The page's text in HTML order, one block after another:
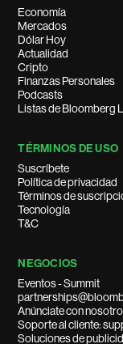
Economía
Mercados
Dólar Hoy
Actualidad
Cripto
Finanzas Personales
Podcasts
Listas de Bloomberg
TÉRMINOS DE USO
Suscríbete
Política de privacidad
Términos de
Tecnología
T&C
NEGOCIOS
Eventos - Summit
Anúnciate con
Soporte al cliente:
Soluciones de